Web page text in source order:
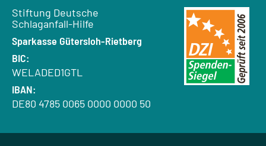
Empfänger:
Stiftung Deutsche
Schlaganfall-Hilfe
Bank:
Sparkasse Gütersloh-Rietberg
BIC:
WELADED1GTL
IBAN:
DE80 4785 0065 0000 0000 50